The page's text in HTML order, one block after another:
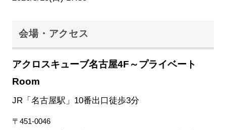
会場・アクセス
アクロスキューブ名古屋4F～プライベート
Room
JR「名古屋駅」10番出口徒歩3分
〒451-0046